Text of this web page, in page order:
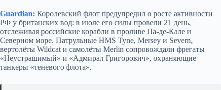
Guardian: Королевский флот предупредил о росте активности
РФ у британских вод: в июле его силы провели 21 день,
отслеживая российские корабли в проливе Па-де-Кале и
Северном море. Патрульные HMS Tyne, Mersey и Severn,
вертолёты Wildcat и самолёты Merlin сопровождали фрегаты
«Неустрашимый» и «Адмирал Григорович», охраняющие
танкеры «теневого флота».